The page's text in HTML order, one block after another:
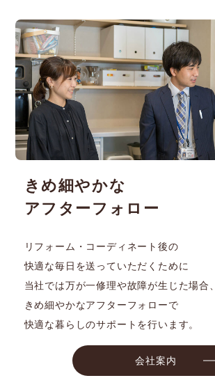
きめ細やかな
アフターフォロー
リフォーム・コーディネート後の
快適な毎日を送っていただくために
当社では万が一修理や故障が生じた場合、
きめ細やかなアフターフォローで
快適な暮らしのサポートを行います。
会社案内